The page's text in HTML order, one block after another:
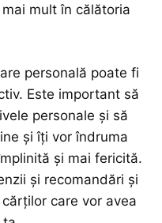
mult în călătoria
personală poate fi
Este important să
personale și să
și îți vor îndruma
și mai fericită.
și recomandări și
care vor avea